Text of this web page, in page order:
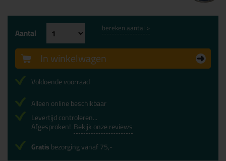
Aantal bereken aantal >
In winkelwagen
Voldoende voorraad
Alleen online beschikbaar
Levertijd controleren...
Afgesproken! Bekijk onze reviews
Gratisbezorging vanaf 75,-